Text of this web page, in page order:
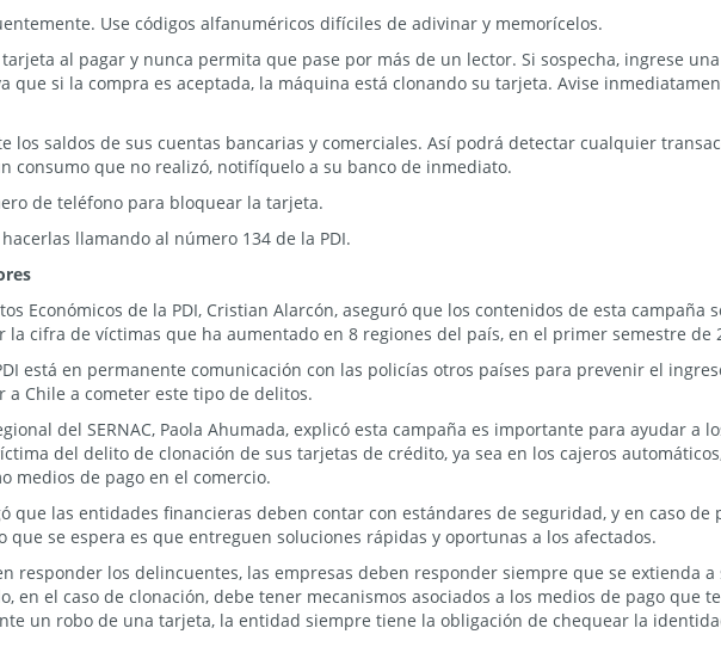
Use códigos alfanuméricos difíciles de adivinar y memorícelos.
al pagar y nunca permita que pase por más de un lector. Si sospecha, ingrese
que si la compra es aceptada, la máquina está clonando su tarjeta. Avise
los saldos de sus cuentas bancarias y comerciales. Así podrá detectar cualquier
consumo que no realizó, notifíquelo a su banco de inmediato.
de teléfono para bloquear la tarjeta.
llamando al número 134 de la PDI.
Económicos de la PDI, Cristian Alarcón, aseguró que los contenidos de esta campaña
cifra de víctimas que ha aumentado en 8 regiones del país, en el primer semestre de
está en permanente comunicación con las policías otros países para prevenir el
a Chile a cometer este tipo de delitos.
del SERNAC, Paola Ahumada, explicó esta campaña es importante para ayudar a
del delito de clonación de sus tarjetas de crédito, ya sea en los cajeros
medios de pago en el comercio.
que las entidades financieras deben contar con estándares de seguridad, y en caso de
que se espera es que entreguen soluciones rápidas y oportunas a los afectados.
responder los delincuentes, las empresas deben responder siempre que se extienda a
en el caso de clonación, debe tener mecanismos asociados a los medios de pago que
un robo de una tarjeta, la entidad siempre tiene la obligación de chequear la